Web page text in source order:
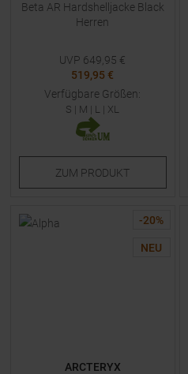
Beta AR Hardshelljacke Black
Herren
UVP 649,95 €
519,95 €
Verfügbare Größen:
S | M | L | XL
ZUM PRODUKT
-20%
NEU
ARCTERYX